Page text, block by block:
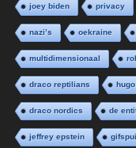
joey biden privacy
nazi’s oekraine
multidimensionaal
draco reptilians
draco nordics de
jeffrey epstein